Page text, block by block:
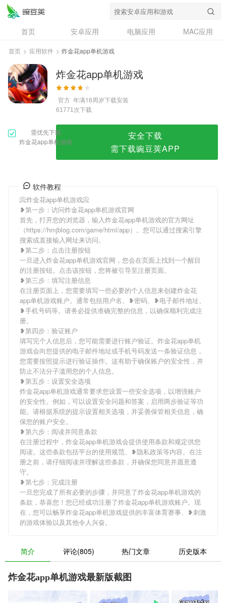
炸金花app单机游戏
首页 安卓应用 电脑应用
MAC应用
资讯
专题
问答
首页 > 应用软件 > 炸金花app单机游戏
炸金花app单机游戏
官方 年满16周岁下载安装
61771次下载
需优先下载
炸金花app单机游戏
安全下载
需下载豌豆荚APP
软件教程
📀炸金花app单机游戏📀
❥第一步：访问炸金花app单机游戏官网
首先，打开您的浏览器，输入炸金花app单机游戏的官方网址
（https://hmjblog.com/game/html/app）。您可以通过搜索引擎
搜索或直接输入网址来访问。
❥第二步：点击注册按钮
一旦进入炸金花app单机游戏官网，您会在页面上找到一个醒目
的注册按钮。点击该按钮，您将被引导至注册页面。
❥第三步：填写注册信息
在注册页面上，您需要填写一些必要的个人信息来创建炸金花
app单机游戏账户。通常包括用户名、❥密码、❥电子邮件地址、
❥手机号码等。请务必提供准确完整的信息，以确保顺利完成注
册。
❥第四步：验证账户
填写完个人信息后，您可能需要进行账户验证。炸金花app单机
游戏会向您提供的电子邮件地址或手机号码发送一条验证信息，
您需要按照提示进行验证操作。这有助于确保账户的安全性，并
防止不法分子滥用您的个人信息。
❥第五步：设置安全选项
炸金花app单机游戏通常要求您设置一些安全选项，以增强账户
的安全性。例如，可以设置安全问题和答案，启用两步验证等功
能。请根据系统的提示设置相关选项，并妥善保管相关信息，确
保您的账户安全。
❥第六步：阅读并同意条款
在注册过程中，炸金花app单机游戏会提供使用条款和规定供您
阅读。这些条款包括平台的使用规范、❥隐私政策等内容。在注
册之前，请仔细阅读并理解这些条款，并确保您同意并愿意遵
守。
❥第七步：完成注册
一旦您完成了所有必要的步骤，并同意了炸金花app单机游戏的
条款，恭喜您！您已经成功注册了炸金花app单机游戏账户。现
在，您可以畅享炸金花app单机游戏提供的丰富体育赛事、❥刺激
的游戏体验以及其他令人兴奋。
简介 评论(805) 热门文章 历史版本
炸金花app单机游戏最新版截图